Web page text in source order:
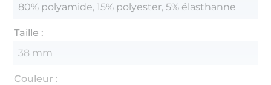
80% polyamide, 15% polyester, 5% élasthanne
Taille :
38 mm
Couleur :